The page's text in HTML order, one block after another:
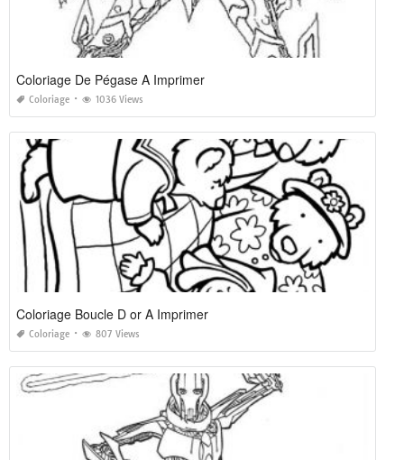
Coloriage De Pégase A Imprimer
Coloriage 1036 Views
Coloriage Boucle D or A Imprimer
Coloriage 807 Views